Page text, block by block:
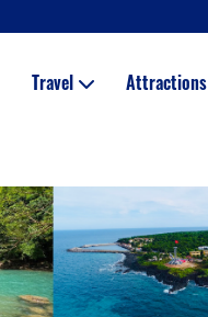
Travel Attractions